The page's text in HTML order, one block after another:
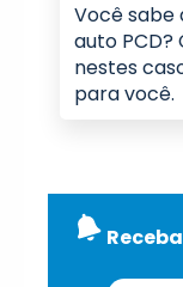
Você sabe
auto PCD?
nestes
para você.